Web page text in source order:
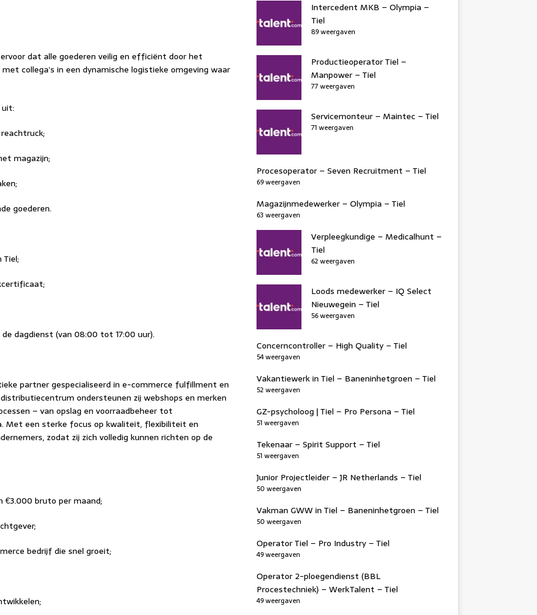
dat alle goederen veilig en efficiënt door het
collega’s in een dynamische logistieke omgeving waar
magazijn;
goederen.
dagdienst (van 08:00 tot 17:00 uur).
partner gespecialiseerd in e-commerce fulfillment en
ondersteunen zij webshops en merken
– van opslag en voorraadbeheer tot
Met een sterke focus op kwaliteit, flexibiliteit en
zodat zij zich volledig kunnen richten op de
€3.000 bruto per maand;
bedrijf die snel groeit;
Intercedent MKB – Olympia –
Tiel
89 weergaven
Productieoperator Tiel –
Manpower – Tiel
77 weergaven
Servicemonteur – Maintec – Tiel
71 weergaven
Procesoperator – Seven Recruitment – Tiel
69 weergaven
Magazijnmedewerker – Olympia – Tiel
63 weergaven
Verpleegkundige – Medicalhunt –
Tiel
62 weergaven
Loods medewerker – IQ Select
Nieuwegein – Tiel
56 weergaven
Concerncontroller – High Quality – Tiel
54 weergaven
Vakantiewerk in Tiel – Baneninhetgroen – Tiel
52 weergaven
GZ-psycholoog | Tiel – Pro Persona – Tiel
51 weergaven
Tekenaar – Spirit Support – Tiel
51 weergaven
Junior Projectleider – JR Netherlands – Tiel
50 weergaven
Vakman GWW in Tiel – Baneninhetgroen – Tiel
50 weergaven
Operator Tiel – Pro Industry – Tiel
49 weergaven
Operator 2-ploegendienst (BBL
Procestechniek) – WerkTalent – Tiel
49 weergaven